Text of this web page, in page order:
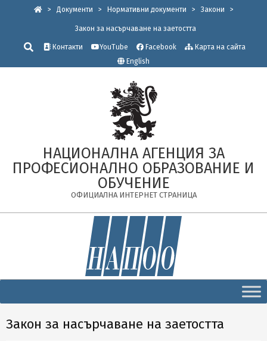
> Документи > Нормативни документи > Закони >
Закон за насърчаване на заетостта
Търсене
Контакти YouTube Facebook
Карта на сайта
English
НАЦИОНАЛНА АГЕНЦИЯ ЗА
ПРОФЕСИОНАЛНО ОБРАЗОВАНИЕ И
ОБУЧЕНИЕ
ОФИЦИАЛНА ИНТЕРНЕТ СТРАНИЦА
Navigation
Закон за насърчаване на заетостта